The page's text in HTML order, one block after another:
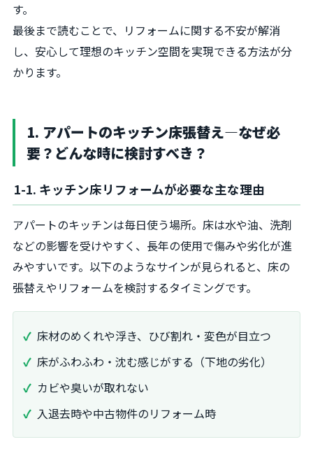
す。
最後まで読むことで、リフォームに関する不安が解消
し、安心して理想のキッチン空間を実現できる方法が分
かります。
1. アパートのキッチン床張替え―なぜ必
要？どんな時に検討すべき？
1-1. キッチン床リフォームが必要な主な理由
アパートのキッチンは毎日使う場所。床は水や油、洗剤
などの影響を受けやすく、長年の使用で傷みや劣化が進
みやすいです。以下のようなサインが見られると、床の
張替えやリフォームを検討するタイミングです。
床材のめくれや浮き、ひび割れ・変色が目立つ
床がふわふわ・沈む感じがする（下地の劣化）
カビや臭いが取れない
入退去時や中古物件のリフォーム時